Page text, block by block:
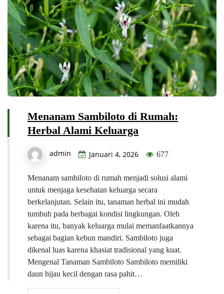
Menanam Sambiloto di Rumah:
Herbal Alami Keluarga
admin Januari 4, 2026 677
Menanam sambiloto di rumah menjadi solusi alami
untuk menjaga kesehatan keluarga secara
berkelanjutan. Selain itu, tanaman herbal ini mudah
tumbuh pada berbagai kondisi lingkungan. Oleh
karena itu, banyak keluarga mulai memanfaatkannya
sebagai bagian kebun mandiri. Sambiloto juga
dikenal luas karena khasiat tradisional yang kuat.
Mengenal Tanaman Sambiloto Sambiloto memiliki
daun hijau kecil dengan rasa pahit…